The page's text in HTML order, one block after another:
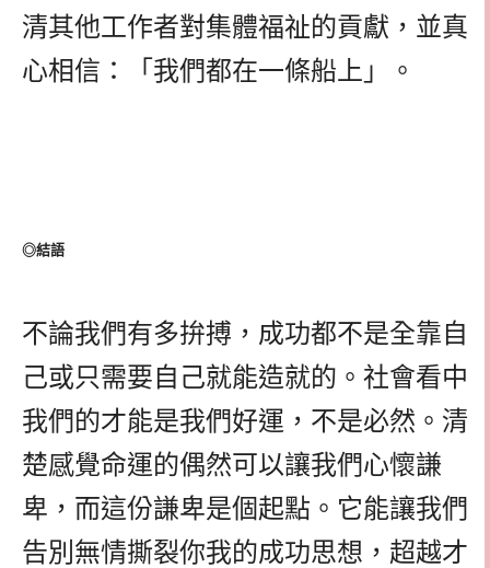
清其他工作者對集體福祉的貢獻，並真
心相信：「我們都在一條船上」。
◎結語
不論我們有多拚搏，成功都不是全靠自
己或只需要自己就能造就的。社會看中
我們的才能是我們好運，不是必然。清
楚感覺命運的偶然可以讓我們心懷謙
卑，而這份謙卑是個起點。它能讓我們
告別無情撕裂你我的成功思想，超越才